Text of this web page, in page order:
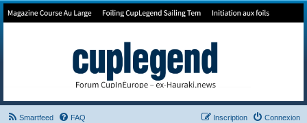
Forum de Cup In Europe
Smartfeed FAQ Connexion
Inscription